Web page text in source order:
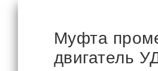
Муфта
двигатель